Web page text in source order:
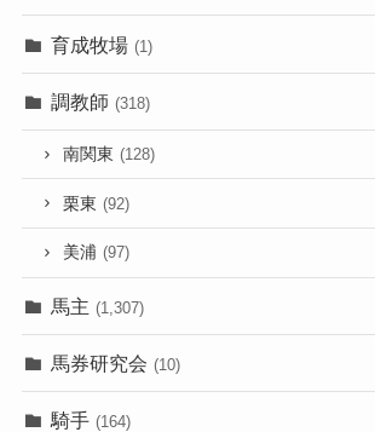
育成牧場 (1)
調教師 (318)
南関東 (128)
栗東 (92)
美浦 (97)
馬主 (1,307)
馬券研究会 (10)
騎手 (164)